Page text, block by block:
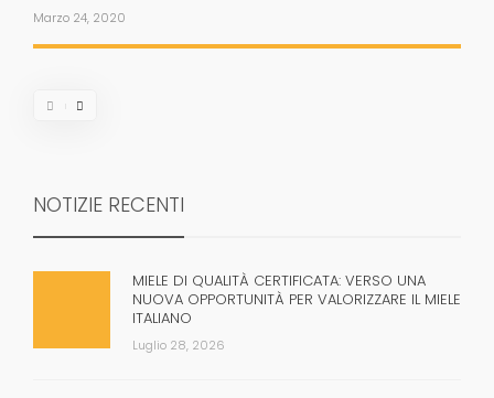
Marzo 24, 2020
NOTIZIE RECENTI
MIELE DI QUALITÀ CERTIFICATA: VERSO UNA
NUOVA OPPORTUNITÀ PER VALORIZZARE IL MIELE
ITALIANO
Luglio 28, 2026